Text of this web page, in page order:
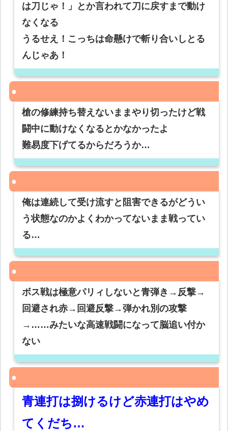
は刀じゃ！」とか言われて刀に戻すまで動け
なくなる
うるせえ！こっちは命懸けで斬り合いしとる
んじゃあ！
槍の修練持ち替えないままやり切ったけど戦
闘中に動けなくなるとかなかったよ
難易度下げてるからだろうか…
俺は連続して受け流すと阻害できるがどうい
う状態なのかよくわかってないまま戦ってい
る…
ボス戦は極意パリィしないと青弾き→反撃→
回避され赤→回避反撃→弾かれ別の攻撃
→……みたいな高速戦闘になって脳追い付か
ない
青連打は捌けるけど赤連打はやめ
てくだち…